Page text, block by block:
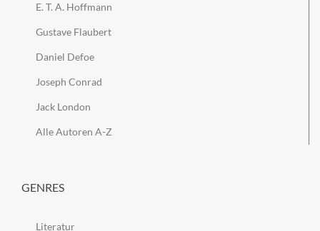
E. T. A. Hoffmann
Gustave Flaubert
Daniel Defoe
Joseph Conrad
Jack London
Alle Autoren A-Z
GENRES
Literatur